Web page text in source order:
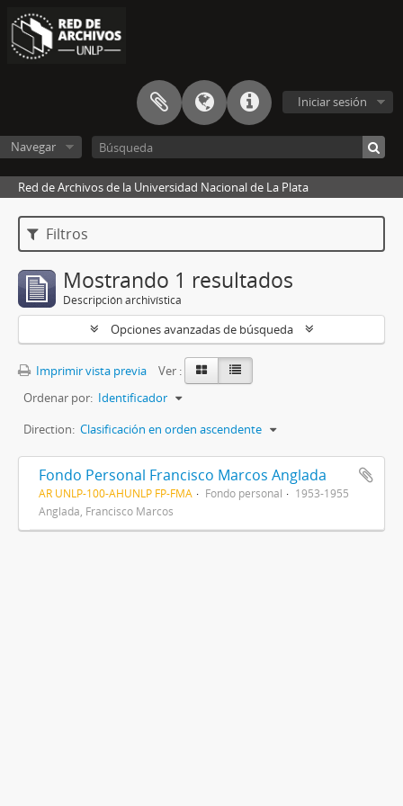
Iniciar sesión
Navegar
Red de Archivos de la Universidad Nacional de La Plata
Filtros
Mostrando 1 resultados
Descripción archivística
Opciones avanzadas de búsqueda
Imprimir vista previa
Ver :
Ordenar por: Identificador
Direction: Clasificación en orden ascendente
Fondo Personal Francisco Marcos Anglada
AR UNLP-100-AHUNLP FP-FMA Fondo personal
1953-1955
Anglada, Francisco Marcos